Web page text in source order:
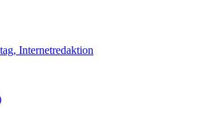
Internetredaktion